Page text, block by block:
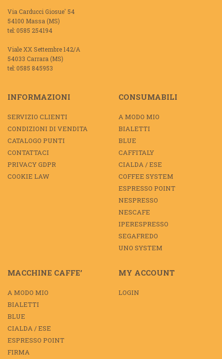
Via Carducci Giosue' 54
54100 Massa (MS)
tel: 0585 254194
Viale XX Settembre 142/A
54033 Carrara (MS)
tel: 0585 845953
INFORMAZIONI
SERVIZIO CLIENTI
CONDIZIONI DI VENDITA
CATALOGO PUNTI
CONTATTACI
PRIVACY GDPR
COOKIE LAW
CONSUMABILI
A MODO MIO
BIALETTI
BLUE
CAFFITALY
CIALDA / ESE
COFFEE SYSTEM
ESPRESSO POINT
NESPRESSO
NESCAFE
IPERESPRESSO
SEGAFREDO
UNO SYSTEM
MACCHINE CAFFE’
A MODO MIO
BIALETTI
BLUE
CIALDA / ESE
ESPRESSO POINT
FIRMA
MY ACCOUNT
LOGIN